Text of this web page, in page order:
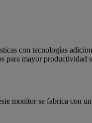
con tecnologías
para mayor
monitor se fabrica